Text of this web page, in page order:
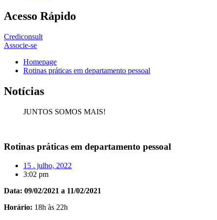
Acesso Rápido
Crediconsult
Associe-se
Homepage
Rotinas práticas em departamento pessoal
Notícias
JUNTOS SOMOS MAIS!
Rotinas práticas em departamento pessoal
15 . julho, 2022
3:02 pm
Data: 09/02/2021 a 11/02/2021
Horário: 18h às 22h